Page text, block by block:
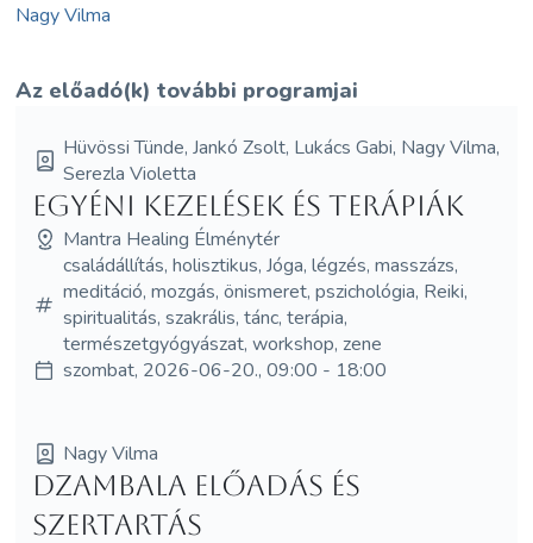
Nagy Vilma
Az előadó(k) további programjai
Hüvössi Tünde, Jankó Zsolt, Lukács Gabi, Nagy Vilma,
Serezla Violetta
Egyéni kezelések és terápiák
Mantra Healing Élménytér
családállítás, holisztikus, Jóga, légzés, masszázs,
meditáció, mozgás, önismeret, pszichológia, Reiki,
spiritualitás, szakrális, tánc, terápia,
természetgyógyászat, workshop, zene
szombat, 2026-06-20., 09:00 - 18:00
Nagy Vilma
Dzambala előadás és
szertartás